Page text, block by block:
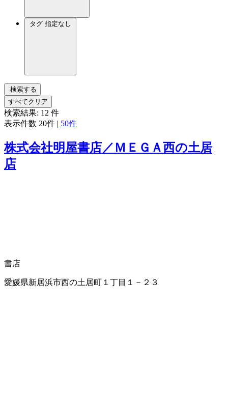
タグ 指定なし
検索する
すべてクリア
検索結果: 12 件
表示件数 20件 | 50件
株式会社明屋書店／ＭＥＧＡ西の土居
店
書店
愛媛県新居浜市西の土居町１丁目１－２３